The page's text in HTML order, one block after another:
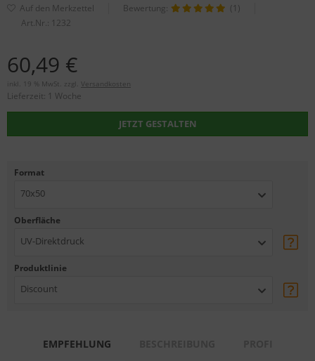
Bewertung:
(1)
Art.Nr.: 1232
60,49 €
inkl. 19 % MwSt. zzgl. Versandkosten
Lieferzeit: 1 Woche
JETZT GESTALTEN
Format
70x50
Oberfläche
UV-Direktdruck
Produktlinie
Discount
EMPFEHLUNG